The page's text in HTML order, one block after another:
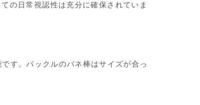
の日常視認性は充分に確保されていま
す。バックルのバネ棒はサイズが合っ